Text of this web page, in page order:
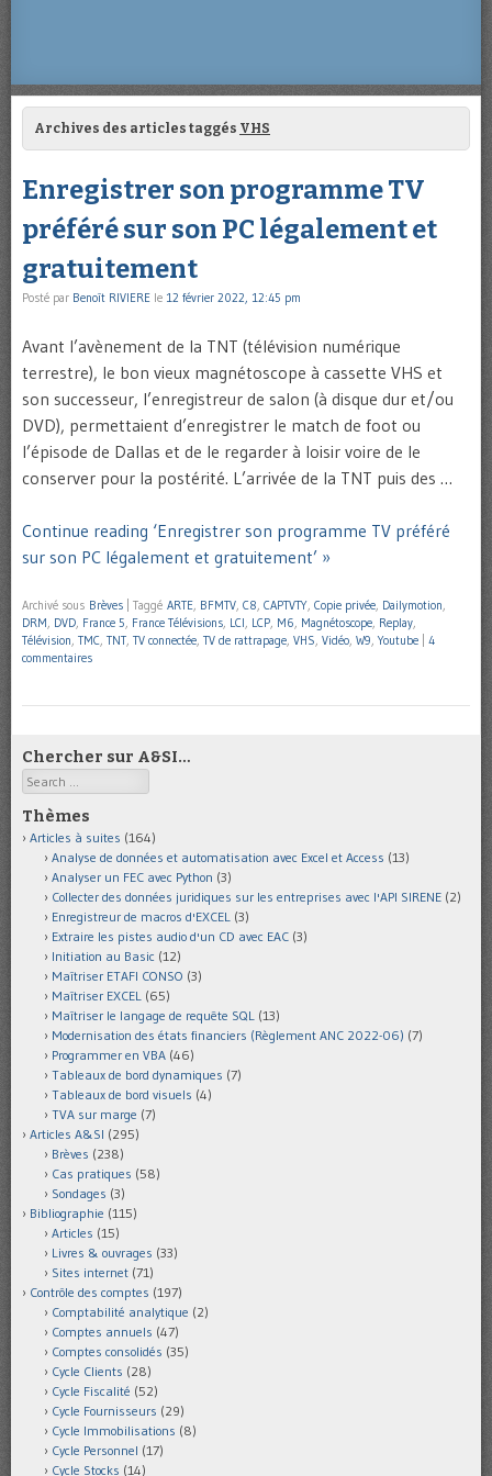
Archives des articles taggés VHS
Enregistrer son programme TV
préféré sur son PC légalement et
gratuitement
Posté par Benoît RIVIERE le 12 février 2022, 12:45 pm
Avant l’avènement de la TNT (télévision numérique
terrestre), le bon vieux magnétoscope à cassette VHS et
son successeur, l’enregistreur de salon (à disque dur et/ou
DVD), permettaient d’enregistrer le match de foot ou
l’épisode de Dallas et de le regarder à loisir voire de le
conserver pour la postérité. L’arrivée de la TNT puis des …
Continue reading ‘Enregistrer son programme TV préféré
sur son PC légalement et gratuitement’ »
Archivé sous Brèves Taggé ARTE, BFMTV, C8, CAPTVTY, Copie privée, Dailymotion,
DRM, DVD, France 5, France Télévisions, LCI, LCP, M6, Magnétoscope, Replay,
Télévision, TMC, TNT, TV connectée, TV de rattrapage, VHS, Vidéo, W9,Youtube
4
commentaires
Chercher sur A&SI…
Search
Thèmes
Articles à suites (164)
Analyse de données et automatisation avec Excel et Access (13)
Analyser un FEC avec Python (3)
Collecter des données juridiques sur les entreprises avec l'API SIRENE (2)
Enregistreur de macros d'EXCEL (3)
Extraire les pistes audio d'un CD avec EAC (3)
Initiation au Basic (12)
Maîtriser ETAFI CONSO (3)
Maîtriser EXCEL (65)
Maîtriser le langage de requête SQL (13)
Modernisation des états financiers (Règlement ANC 2022-06) (7)
Programmer en VBA (46)
Tableaux de bord dynamiques (7)
Tableaux de bord visuels (4)
TVA sur marge (7)
Articles A&SI (295)
Brèves (238)
Cas pratiques (58)
Sondages (3)
Bibliographie (115)
Articles (15)
Livres & ouvrages (33)
Sites internet (71)
Contrôle des comptes (197)
Comptabilité analytique (2)
Comptes annuels (47)
Comptes consolidés (35)
Cycle Clients (28)
Cycle Fiscalité (52)
Cycle Fournisseurs (29)
Cycle Immobilisations (8)
Cycle Personnel (17)
Cycle Stocks (14)